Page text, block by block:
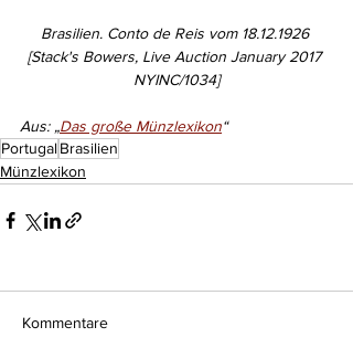
Brasilien. Conto de Reis vom 18.12.1926
[Stack's Bowers, Live Auction January 2017
NYINC/1034]
Aus: „Das große Münzlexikon“
PortugalBrasilien
Münzlexikon
Kommentare